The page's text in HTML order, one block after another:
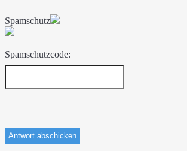
Spamschutz
Spamschutzcode: